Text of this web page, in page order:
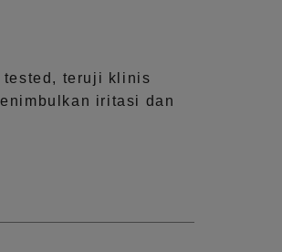
tested, teruji klinis
iritasi dan